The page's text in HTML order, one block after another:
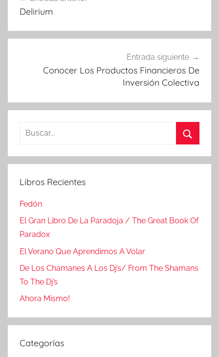
deDelirium
Entrada siguiente
Conocer Los Productos Financieros De
Inversión Colectiva
Buscar:
Libros Recientes
Fedón
El Gran Libro De La Paradoja / The Great Book Of
Paradox
El Verano Que Aprendimos A Volar
De Los Chamanes A Los Dj’s/ From The Shamans
To The Dj’s
Ahora Mismo!
Categorías